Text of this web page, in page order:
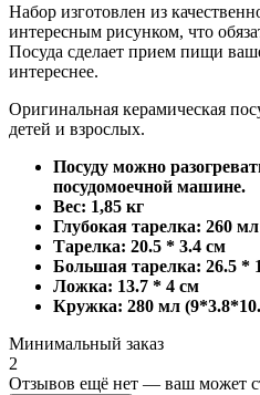
Набор изготовлен из
интересным рисунком, что
Посуда сделает прием пищи
интереснее.
Оригинальная керамическая
детей и взрослых.
Посуду можно
посудомоечной машине.
Вес: 1,85 кг
Глубокая тарелка: 260
Тарелка: 20.5 * 3.4 см
Большая тарелка: 26.5 *
Ложка: 13.7 * 4 см
Кружка: 280 мл
Минимальный заказ
2
Отзывов ещё нет — ваш может